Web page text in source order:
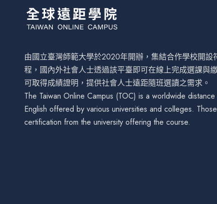
由國立臺灣師範大學於2020年開辦，集結合作學校開
程，國內外社會人士透過該平臺即可在線上完成選課與
可取得成績證明，提供社會人士遠距隨班選讀之需求。
The Taiwan Online Campus (TOC) is a worldwide
English offered by various universities and colleges.
certification from the university offering the course.